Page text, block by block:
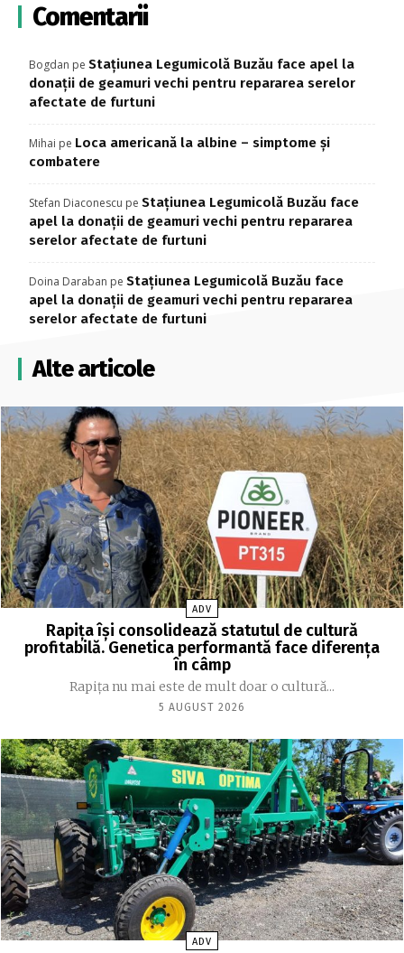
Comentarii
Bogdan pe Stațiunea Legumicolă Buzău face apel la
donații de geamuri vechi pentru repararea serelor
afectate de furtuni
Mihai pe Loca americană la albine – simptome și
combatere
Stefan Diaconescu pe Stațiunea Legumicolă Buzău face
apel la donații de geamuri vechi pentru repararea
serelor afectate de furtuni
Doina Daraban pe Stațiunea Legumicolă Buzău face
apel la donații de geamuri vechi pentru repararea
serelor afectate de furtuni
Alte articole
ADV
Rapița își consolidează statutul de cultură
profitabilă. Genetica performantă face diferența
în câmp
Rapița nu mai este de mult doar o cultură...
5 AUGUST 2026
ADV